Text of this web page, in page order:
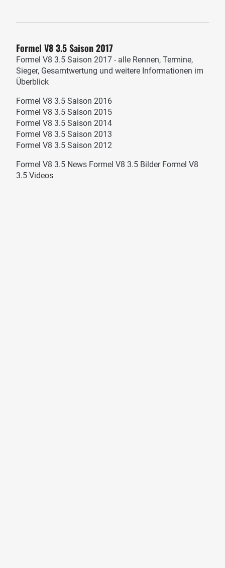
Formel V8 3.5 Saison 2017
Formel V8 3.5 Saison 2017 - alle Rennen, Termine,
Sieger, Gesamtwertung und weitere Informationen im
Überblick
Formel V8 3.5 Saison 2016
Formel V8 3.5 Saison 2015
Formel V8 3.5 Saison 2014
Formel V8 3.5 Saison 2013
Formel V8 3.5 Saison 2012
Formel V8 3.5 News Formel V8 3.5 Bilder Formel V8
3.5 Videos